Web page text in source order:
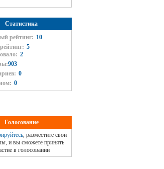
Статистика
рейтинг: 10
5
2
903
0
0
Голосование
, разместите свои
и вы сможете принять
в голосовании